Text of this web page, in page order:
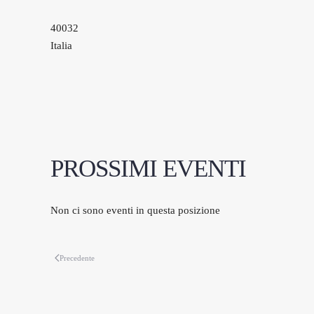
40032
Italia
PROSSIMI EVENTI
Non ci sono eventi in questa posizione
Precedente